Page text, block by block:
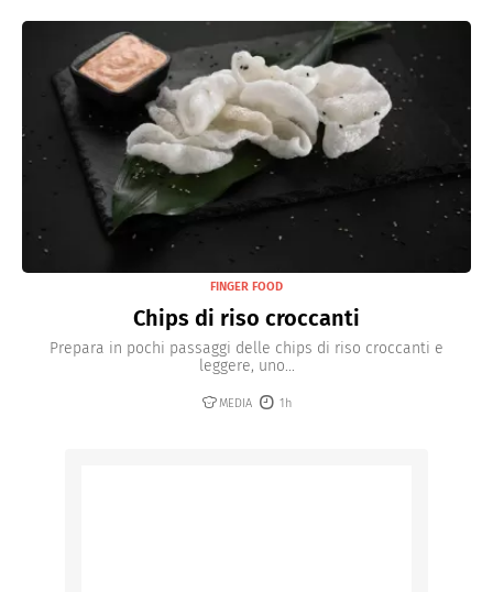
FINGER FOOD
Chips di riso croccanti
Prepara in pochi passaggi delle chips di riso croccanti e
leggere, uno...
MEDIA 1h